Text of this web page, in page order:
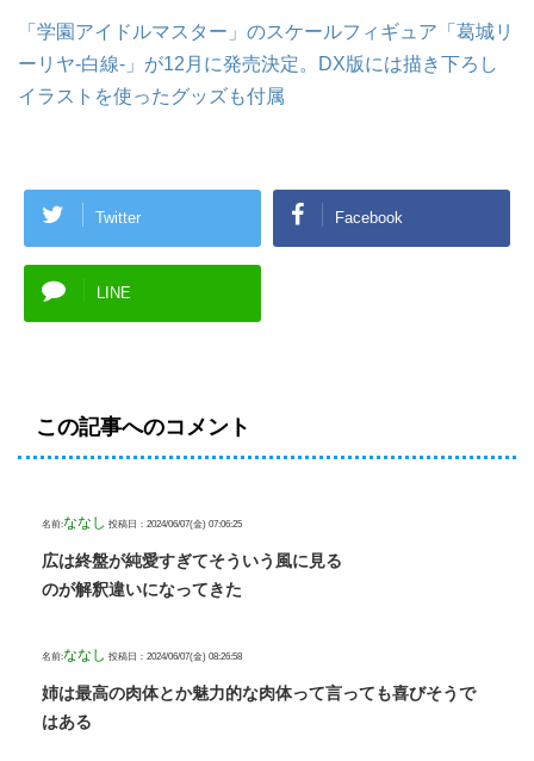
「学園アイドルマスター」のスケールフィギュア「葛城リ
ーリヤ-白線-」が12月に発売決定。DX版には描き下ろし
イラストを使ったグッズも付属
Twitter Facebook
LINE
この記事へのコメント
名前:ななし 投稿日：2024/06/07(金) 07:06:25
広は終盤が純愛すぎてそういう風に見る
のが解釈違いになってきた
名前:ななし 投稿日：2024/06/07(金) 08:26:58
姉は最高の肉体とか魅力的な肉体って言っても喜びそうで
はある